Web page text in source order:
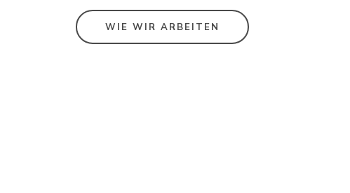
WIE WIR ARBEITEN